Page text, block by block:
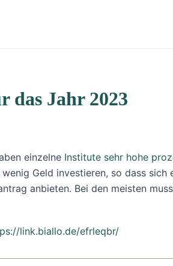
das Jahr 2023
einzelne Institute sehr hohe
Geld investieren, so dass
anbieten. Bei den meisten
link.biallo.de/efrleqbr/